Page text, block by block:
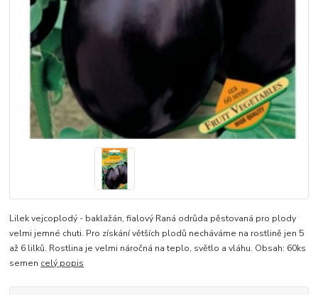
Lilek vejcoplodý - baklažán, fialový Raná odrůda pěstovaná pro plody
velmi jemné chuti. Pro získání větších plodů necháváme na rostlině jen 5
až 6 lilků. Rostlina je velmi náročná na teplo, světlo a vláhu. Obsah: 60ks
semen celý popis